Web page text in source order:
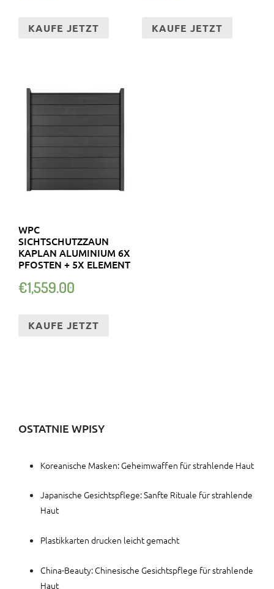
KAUFE JETZT KAUFE JETZT
WPC
SICHTSCHUTZZAUN
KAPLAN ALUMINIUM 6X
PFOSTEN + 5X ELEMENT
€1,559.00
KAUFE JETZT
OSTATNIE WPISY
Koreanische Masken: Geheimwaffen für strahlende Haut
Japanische Gesichtspflege: Sanfte Rituale für strahlende
Haut
Plastikkarten drucken leicht gemacht
China-Beauty: Chinesische Gesichtspflege für strahlende
Haut